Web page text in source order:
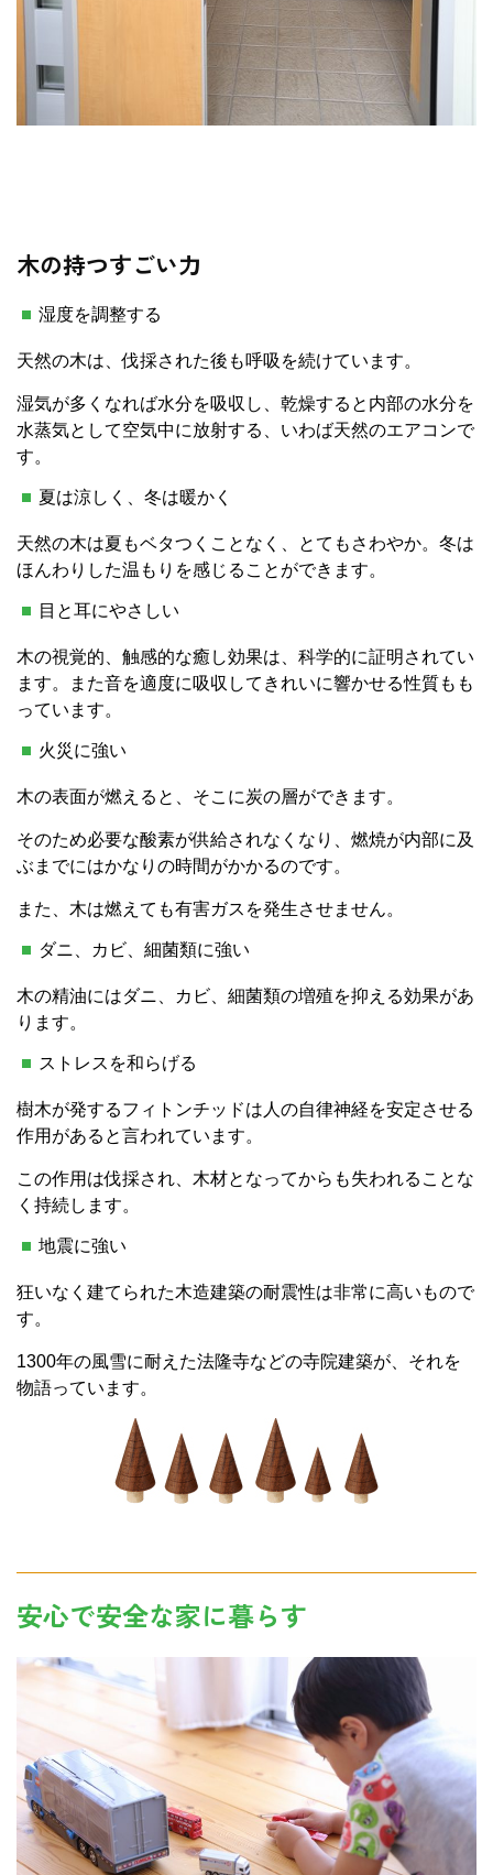
木の持つすごい力
湿度を調整する
天然の木は、伐採された後も呼吸を続けています。
湿気が多くなれば水分を吸収し、乾燥すると内部の水分を
水蒸気として空気中に放射する、いわば天然のエアコンで
す。
夏は涼しく、冬は暖かく
天然の木は夏もベタつくことなく、とてもさわやか。冬は
ほんわりした温もりを感じることができます。
目と耳にやさしい
木の視覚的、触感的な癒し効果は、科学的に証明されてい
ます。また音を適度に吸収してきれいに響かせる性質もも
っています。
火災に強い
木の表面が燃えると、そこに炭の層ができます。
そのため必要な酸素が供給されなくなり、燃焼が内部に及
ぶまでにはかなりの時間がかかるのです。
また、木は燃えても有害ガスを発生させません。
ダニ、カビ、細菌類に強い
木の精油にはダニ、カビ、細菌類の増殖を抑える効果があ
ります。
ストレスを和らげる
樹木が発するフィトンチッドは人の自律神経を安定させる
作用があると言われています。
この作用は伐採され、木材となってからも失われることな
く持続します。
地震に強い
狂いなく建てられた木造建築の耐震性は非常に高いもので
す。
1300年の風雪に耐えた法隆寺などの寺院建築が、それを
物語っています。
安心で安全な家に暮らす